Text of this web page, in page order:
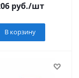
руб./шт
В корзину